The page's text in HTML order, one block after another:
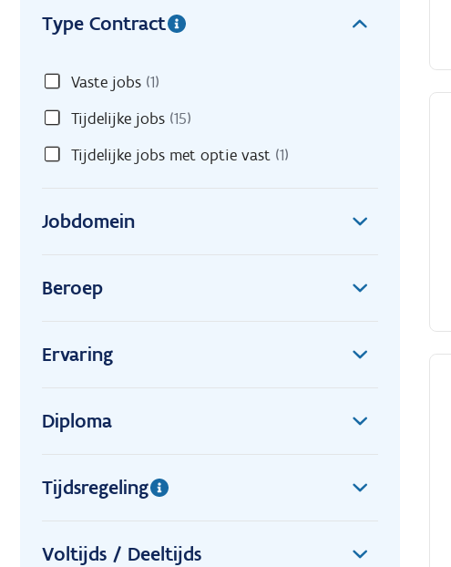
Type Contract
Vaste jobs (1)
Tijdelijke jobs (15)
Tijdelijke jobs met optie vast (1)
Jobdomein
Beroep
Ervaring
Diploma
Tijdsregeling
Voltijds / Deeltijds